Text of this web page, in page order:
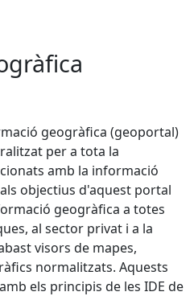
geogràfica (geoportal)
per a tota la
amb la informació
objectius d'aquest portal
geogràfica a totes
al sector privat i a la
visors de mapes,
normalitzats. Aquests
els principis de les IDE de